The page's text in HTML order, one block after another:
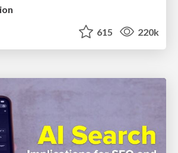
615 220k